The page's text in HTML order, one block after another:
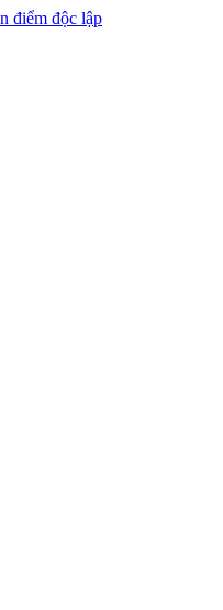
điểm độc lập